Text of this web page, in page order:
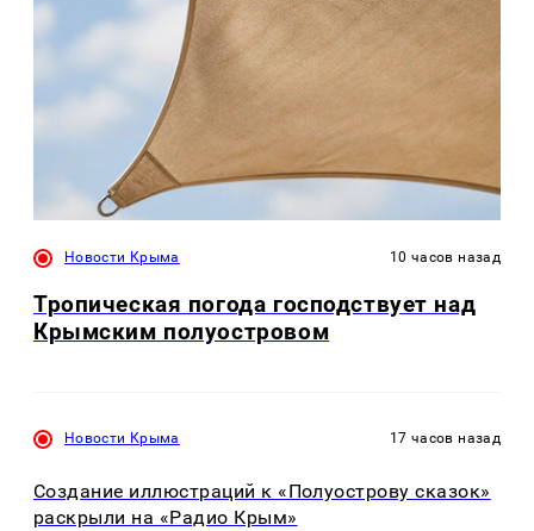
Новости Крыма 10 часов назад
Тропическая погода господствует над
Крымским полуостровом
Новости Крыма 17 часов назад
Создание иллюстраций к «Полуострову сказок»
раскрыли на «Радио Крым»